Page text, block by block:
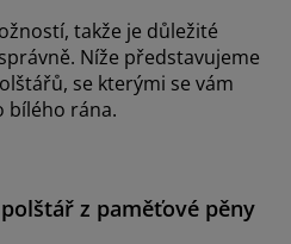
takže je důležité
Níže představujeme
se kterými se vám
bílého rána.
z paměťové pěny